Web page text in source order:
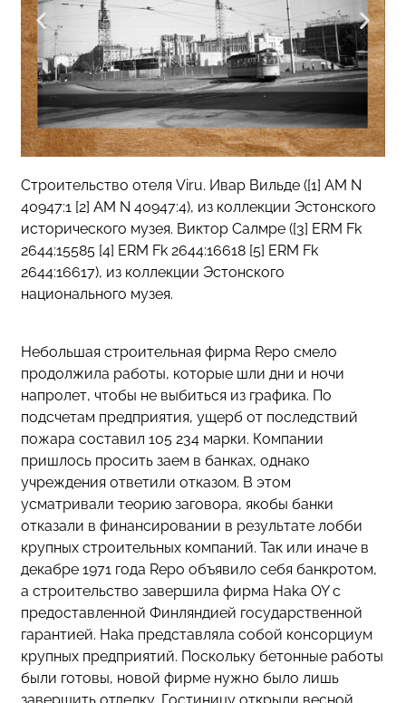
Строительство отеля Viru. Ивар Вильде ([1] AM N
40947:1 [2] AM N 40947:4), из коллекции Эстонского
исторического музея. Виктор Салмре ([3] ERM Fk
2644:15585 [4] ERM Fk 2644:16618 [5] ERM Fk
2644:16617), из коллекции Эстонского
национального музея.
Небольшая строительная фирма Repo смело
продолжила работы, которые шли дни и ночи
напролет, чтобы не выбиться из графика. По
подсчетам предприятия, ущерб от последствий
пожара составил 105 234 марки. Компании
пришлось просить заем в банках, однако
учреждения ответили отказом. В этом
усматривали теорию заговора, якобы банки
отказали в финансировании в результате лобби
крупных строительных компаний. Так или иначе в
декабре 1971 года Repo объявило себя банкротом,
а строительство завершила фирма Haka OY с
предоставленной Финляндией государственной
гарантией. Haka представляла собой консорциум
крупных предприятий. Поскольку бетонные работы
были готовы, новой фирме нужно было лишь
завершить отделку. Гостиницу открыли весной